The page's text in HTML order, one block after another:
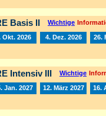
Basis II Wichtige
Okt. 2026 4. Dez. 2026 26.
Intensiv III Wichtige
Jan. 2027 12. März 2027 16.